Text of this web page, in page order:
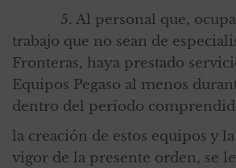
5. Al personal que,
trabajo que no sean de
Fronteras, haya prestado
Equipos Pegaso al menos
dentro del período
la creación de estos equipos y
vigor de la presente orden, se